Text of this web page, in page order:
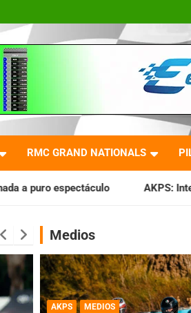
RMC GRAND NATIONALS
AKPS: Intervino la IGJ y
Medios
AKPS MEDIOS